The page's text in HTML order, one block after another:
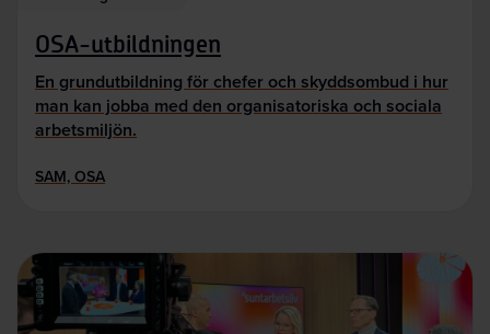
OSA-utbildningen
En grundutbildning för chefer och skyddsombud i hur
man kan jobba med den organisatoriska och sociala
arbetsmiljön.
SAM, OSA